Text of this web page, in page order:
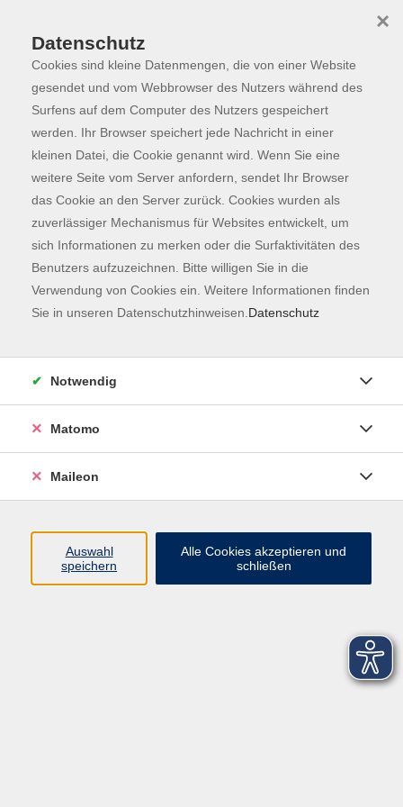
Skip to main content
Programm
Der Kurs konnte nicht gefunden werden.
Kontaktformular
Impressum
AGB
Datenschutzerklärung
Datenschutz
Cookies sind kleine Datenmengen, die von einer Website
gesendet und vom Webbrowser des Nutzers während des
Surfens auf dem Computer des Nutzers gespeichert
werden. Ihr Browser speichert jede Nachricht in einer
kleinen Datei, die Cookie genannt wird. Wenn Sie eine
weitere Seite vom Server anfordern, sendet Ihr Browser
das Cookie an den Server zurück. Cookies wurden als
zuverlässiger Mechanismus für Websites entwickelt, um
sich Informationen zu merken oder die Surfaktivitäten des
Benutzers aufzuzeichnen. Bitte willigen Sie in die
Verwendung von Cookies ein. Weitere Informationen finden
Sie in unseren Datenschutzhinweisen. Datenschutz
×
Notwendig
Matomo
Maileon
Auswahl
speichern
Alle Cookies akzeptieren und
schließen